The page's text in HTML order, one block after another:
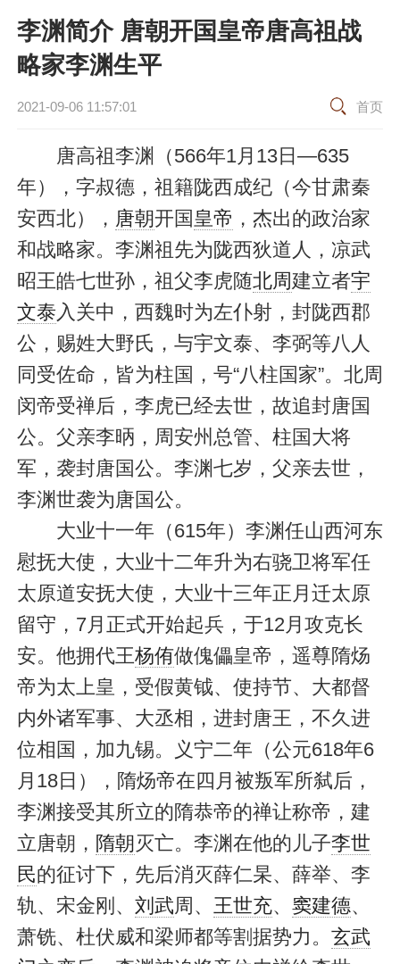
李渊简介 唐朝开国皇帝唐高祖战
略家李渊生平
2021-09-06 11:57:01 首页
唐高祖李渊（566年1月13日—635
年），字叔德，祖籍陇西成纪（今甘肃秦
安西北）， 唐朝开国皇帝 ，杰出的政治家
和战略家。李渊祖先为陇西狄道人，凉武
昭王皓七世孙，祖父李虎随北周建立者宇
文泰入关中，西魏时为左仆射，封陇西郡
公，赐姓大野氏，与宇文泰、李弼等八人
同受佐命，皆为柱国，号“八柱国家”。北周
闵帝受禅后，李虎已经去世，故追封唐国
公。父亲李昞，周安州总管、柱国大将
军，袭封唐国公。李渊七岁，父亲去世，
李渊世袭为唐国公。
大业十一年（615年）李渊任山西河东
慰抚大使，大业十二年升为右骁卫将军任
太原道安抚大使，大业十三年正月迁太原
留守，7月正式开始起兵，于12月攻克长
安。他拥代王杨侑做傀儡皇帝，遥尊隋炀
帝为太上皇，受假黄钺、使持节、大都督
内外诸军事、大丞相，进封唐王，不久进
位相国，加九锡。义宁二年（公元618年6
月18日），隋炀帝在四月被叛军所弑后，
李渊接受其所立的隋恭帝的禅让称帝，建
立唐朝， 隋朝灭亡。李渊在他的儿子李世
民的征讨下，先后消灭薛仁杲、薛举、李
轨、宋金刚、 刘武周、 王世充、 窦建德、
萧铣、杜伏威和梁师都等割据势力。 玄武